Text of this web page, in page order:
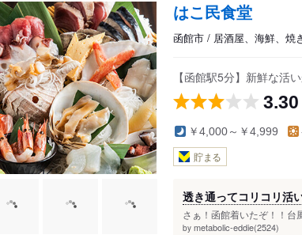
はこ民食堂
函館市 / 居酒屋、海鮮、焼
【函館駅5分】新鮮な活
3.30
￥4,000～￥4,999
貯まる
透き通ってコリコリ活
さぁ！函館着いたぞ！！台
by metabolic-eddie(2524)